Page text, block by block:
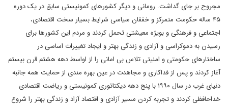
مجروح بر جای گداشت. رومانی و دیگر کشورهای کمونیستی سابق در یک دوره
۴۵ ساله حکومت متمرکز و خفقان سیاسی شرایط بسیار سخت اقتصادی،
اجتماعی و فرهنگی و بویژه معیشتی تحمل کردند و مردم این کشورها برای
رسیدن به دموکراسی و آزادی و زندگی بهتر و ایجاد تغییرات اساسی در
ساختارهای حکومتی و امنیتی تلاس بی امانی را از اواسط دهه هشتم قرن بیستم
آغاز کردند و پس از فداکاری و مجاهدت در عین بهره مندی از حمایت همه جانبه
دنیای غرب در سال ۱۹۹۰ با پنج دهه دیکتاتوری کمونیستی و ریاضت اقتصادی
خداحافظی کردند و تجربه کردن مسیر آزادی و اقتصاد آزاد و زندگی بهتر را شروع